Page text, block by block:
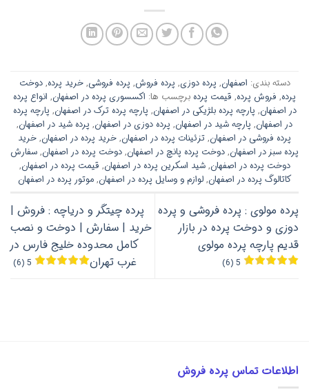
دسته بندی: اصفهان, پرده دوزی, پرده فروش, پرده فروشی,خرید پرده,دوخت
پرده, فروش پرده, قیمت پرده برچسب ها: اکسسوری پرده در اصفهان, انواع پرده
در اصفهان, پارچه پرده بلژیکی در اصفهان, پارچه پرده ترک در اصفهان, پارچه پرده
در اصفهان, پارچه شید در اصفهان, پرده دوزی در اصفهان, پرده شید در اصفهان,
پرده فروشی در اصفهان, تزئینات پرده در اصفهان, خرید پرده در اصفهان, خرید
پرده سبز در اصفهان, دوخت پرده پانچ در اصفهان, دوخت پرده در اصفهان, سفارش
دوخت پرده در اصفهان,شید اسکرین پرده در اصفهان, قیمت پرده در اصفهان,
کاتالوگ پرده در اصفهان, لوازم و وسایل پرده در اصفهان, موتور پرده در اصفهان
پرده مولوی : پرده فروشی و پرده
دوزی و دوخت پرده در بازار
قدیم پارچه پرده مولوی
5 (6)
پرده چیتگر و دریاچه : فروش |
خرید | سفارش | دوخت و نصب
کامل محدوده خلیج فارس در
غرب تهران
5 (6)
اطلاعات تماس پرده فروش